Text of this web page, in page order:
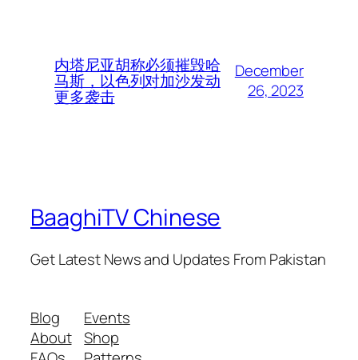
内塔尼亚胡称必须摧毁哈
马斯，以色列对加沙发动
更多袭击
December
26, 2023
BaaghiTV Chinese
Get Latest News and Updates From Pakistan
Blog
About
Events
Shop